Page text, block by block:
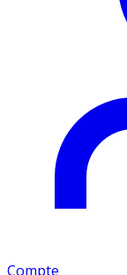
Compte